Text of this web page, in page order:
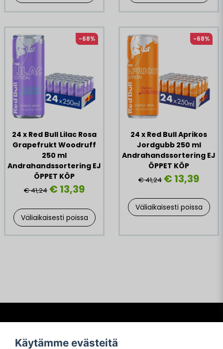
24 x Red Bull Lilac Rosa
Grapefrukt Woodruff
250 ml
Andrahandssortering EJ
ÖPPET KÖP
-68%
€ 41,24 € 13,39
Väliaikaisesti poissa
24 x Red Bull Aprikos
Jordgubb 250 ml
Andrahandssortering EJ
ÖPPET KÖP
-68%
€ 41,24 € 13,39
Väliaikaisesti poissa
Frågor och svar
Käytämme evästeitä